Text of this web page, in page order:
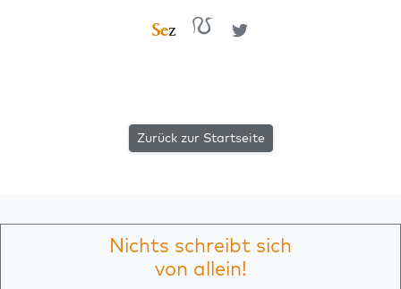
Zurück zur Startseite
Nichts schreibt sich
von allein!